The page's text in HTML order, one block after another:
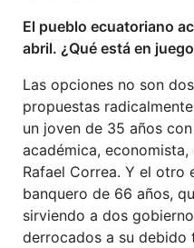
El pueblo ecuatoriano
abril. ¿Qué está en
Las opciones no son
propuestas
un joven de 35 años
académica,
Rafael Correa. Y el otro
banquero de 66 años,
sirviendo a dos
derrocados a su debido